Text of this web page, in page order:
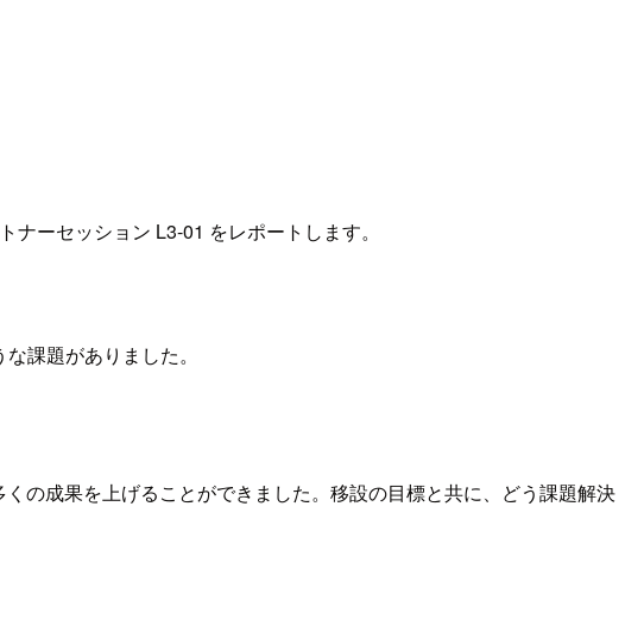
ーセッション L3-01 をレポートします。
課題がありました。
の成果を上げることができました。移設の目標と共に、どう課題解決